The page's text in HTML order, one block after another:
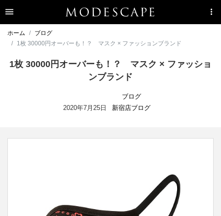
ホーム
ブログ
1枚 30000円オーバーも！？ マスク × ファッションブランド
1枚 30000円オーバーも！？ マスク × ファッショ
ンブランド
2020年7月25日
ブログ
新宿店ブログ